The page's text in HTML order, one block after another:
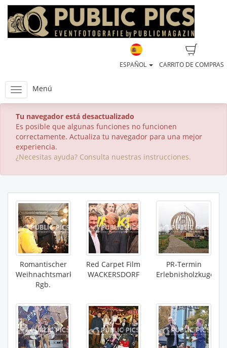
CARRITO DE COMPRAS
ESPAÑOL
Menú
Tu navegador está desactualizado
Es posible que algunas funciones no funcionen
correctamente. Actualiza tu navegador para una mejor
experiencia.
¿Necesitas ayuda? Consulta nuestras instrucciones.
Romantischer
Weihnachtsmarkt
Rgb.
Red Carpet Film
WACKERSDORF
PR-Termin
Erlebnisholzkugel